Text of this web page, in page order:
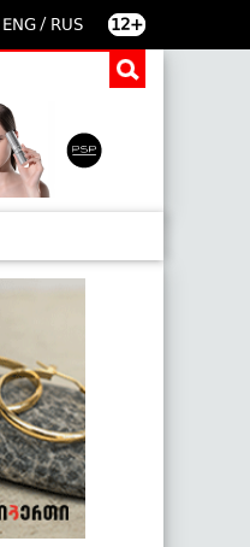
ENG / RUS 12+